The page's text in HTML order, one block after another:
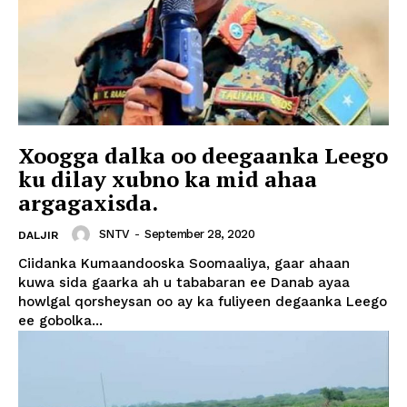
Xoogga dalka oo deegaanka Leego
ku dilay xubno ka mid ahaa
argagaxisda.
DALJIR SNTV - September 28, 2020
Ciidanka Kumaandooska Soomaaliya, gaar ahaan
kuwa sida gaarka ah u tababaran ee Danab ayaa
howlgal qorsheysan oo ay ka fuliyeen degaanka Leego
ee gobolka...